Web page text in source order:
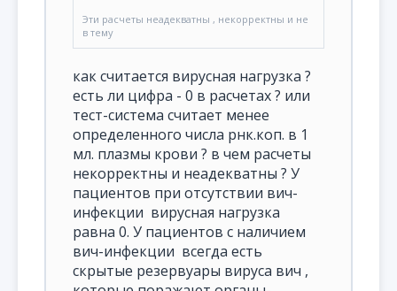
Эти расчеты неадекватны , некорректны и не
в тему
как считается вирусная нагрузка ?
есть ли цифра - 0 в расчетах ? или
тест-система считает менее
определенного числа рнк.коп. в 1
мл. плазмы крови ? в чем расчеты
некорректны и неадекватны ? У
пациентов при отсутствии вич-
инфекции вирусная нагрузка
равна 0. У пациентов с наличием
вич-инфекции всегда есть
скрытые резервуары вируса вич ,